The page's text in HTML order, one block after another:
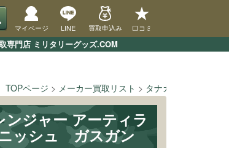
専門店 ミリタリーグッズ.COM
マイページ LINE 買取申込み 口コミ
TOPページ メーカー買取リスト タナカ
ジャー アーティラ
ッシュ ガスガン